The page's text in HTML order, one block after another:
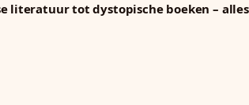
literatuur tot dystopische boeken –